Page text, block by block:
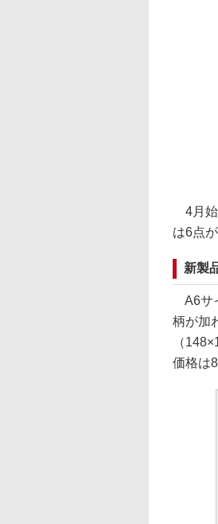
4月始
は6点
新製
A6サ
柄が加
（
価格は